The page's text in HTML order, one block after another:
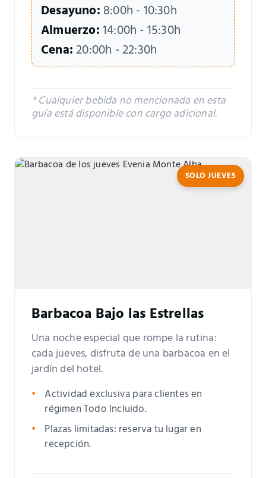
Desayuno: 8:00h - 10:30h
Almuerzo:14:00h - 15:30h
Cena:20:00h - 22:30h
* Cualquier bebida no mencionada en esta
guía está disponible con cargo adicional.
SOLO JUEVES
Barbacoa Bajo las Estrellas
Una noche especial que rompe la rutina:
cada jueves, disfruta de una barbacoa en el
jardín del hotel.
Actividad exclusiva para clientes en
régimen Todo Incluido.
Plazas limitadas: reserva tu lugar en
recepción.